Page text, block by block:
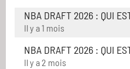
NBA DRAFT 2026 : QUI
Il y a 1 mois
NBA DRAFT 2026 : QUI
Il y a 2 mois